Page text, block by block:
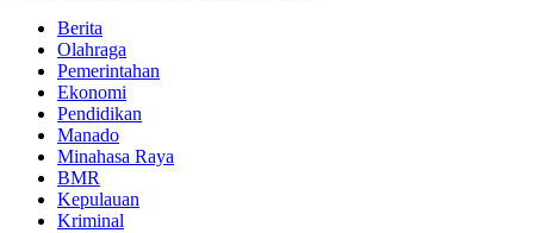
Berita
Olahraga
Pemerintahan
Ekonomi
Pendidikan
Manado
Minahasa Raya
BMR
Kepulauan
Kriminal